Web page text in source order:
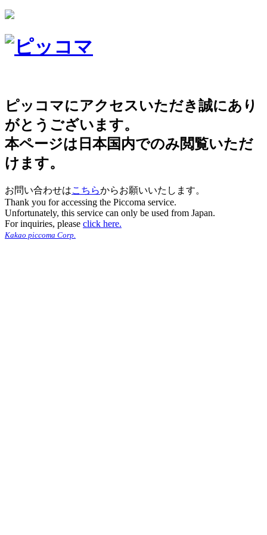
ピッコマにアクセスいただき誠にあり
がとうございます。
本ページは日本国内でのみ閲覧いただ
けます。
お問い合わせはこちらからお願いいたします。
Thank you for accessing the Piccoma service.
Unfortunately, this service can only be used from Japan.
For inquiries, please click here.
Kakao piccoma Corp.